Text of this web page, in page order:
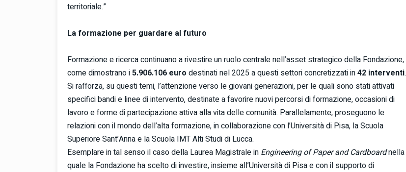
territoriale.”
La formazione per guardare al futuro
Formazione e ricerca continuano a rivestire un ruolo centrale nell’asset strategico della Fondazione,
come dimostrano i5.906.106 euro destinati nel 2025 a questi settori concretizzati in42 interventi.
Si rafforza, su questi temi, l’attenzione verso le giovani generazioni, per le quali sono stati attivati
specifici bandi e linee di intervento, destinate a favorire nuovi percorsi di formazione, occasioni di
lavoro e forme di partecipazione attiva alla vita delle comunità. Parallelamente, proseguono le
relazioni con il mondo dell’alta formazione, in collaborazione con l’Università di Pisa, la Scuola
Superiore Sant’Anna e la Scuola IMT Alti Studi di Lucca.
Esemplare in tal senso il caso della Laurea Magistrale in Engineering of Paper and Cardboardnella
quale la Fondazione ha scelto di investire, insieme all’Università di Pisa e con il supporto di